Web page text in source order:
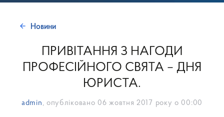
Новини
ПРИВІТАННЯ З НАГОДИ
ПРОФЕСІЙНОГО СВЯТА – ДНЯ
ЮРИСТА.
admin , опубліковано 06 жовтня 2017 року о 00:00